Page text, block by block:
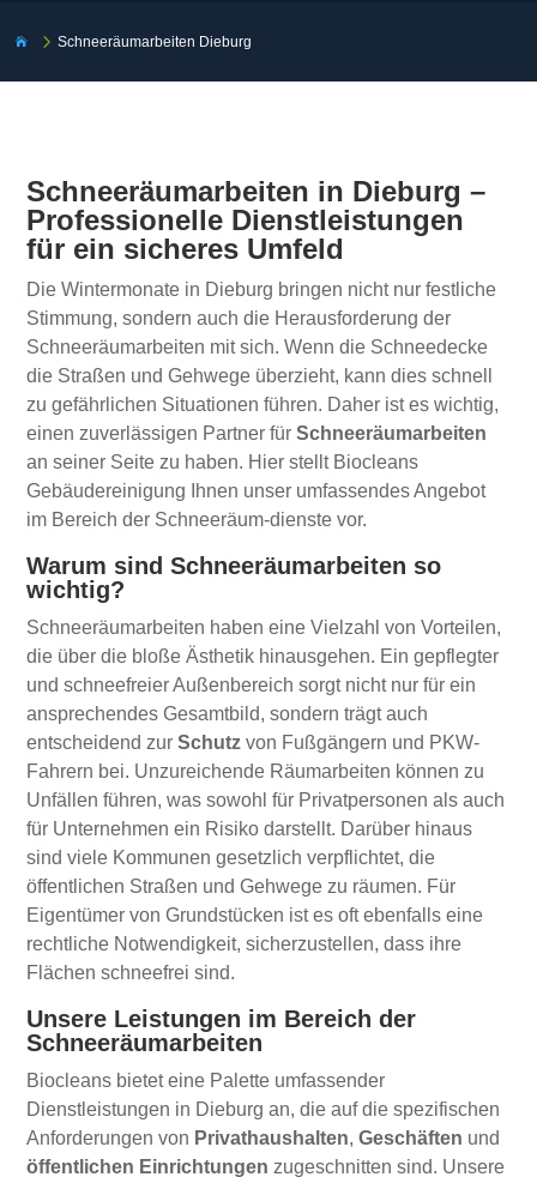
 5Schneeräumarbeiten Dieburg
Schneeräumarbeiten in Dieburg –
Professionelle Dienstleistungen
für ein sicheres Umfeld
Die Wintermonate in Dieburg bringen nicht nur festliche
Stimmung, sondern auch die Herausforderung der
Schneeräumarbeiten mit sich. Wenn die Schneedecke
die Straßen und Gehwege überzieht, kann dies schnell
zu gefährlichen Situationen führen. Daher ist es wichtig,
einen zuverlässigen Partner fürSchneeräumarbeiten
an seiner Seite zu haben. Hier stellt Biocleans
Gebäudereinigung Ihnen unser umfassendes Angebot
im Bereich der Schneeräum-dienste vor.
Warum sind Schneeräumarbeiten so
wichtig?
Schneeräumarbeiten haben eine Vielzahl von Vorteilen,
die über die bloße Ästhetik hinausgehen. Ein gepflegter
und schneefreier Außenbereich sorgt nicht nur für ein
ansprechendes Gesamtbild, sondern trägt auch
entscheidend zurSchutz von Fußgängern und PKW-
Fahrern bei. Unzureichende Räumarbeiten können zu
Unfällen führen, was sowohl für Privatpersonen als auch
für Unternehmen ein Risiko darstellt. Darüber hinaus
sind viele Kommunen gesetzlich verpflichtet, die
öffentlichen Straßen und Gehwege zu räumen. Für
Eigentümer von Grundstücken ist es oft ebenfalls eine
rechtliche Notwendigkeit, sicherzustellen, dass ihre
Flächen schneefrei sind.
Unsere Leistungen im Bereich der
Schneeräumarbeiten
Biocleans bietet eine Palette umfassender
Dienstleistungen in Dieburg an, die auf die spezifischen
Anforderungen von Privathaushalten,Geschäften und
öffentlichen Einrichtungen zugeschnitten sind. Unsere